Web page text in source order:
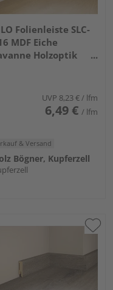
Folienleiste SLC-
MDF Eiche
Holzoptik
UVP 8,23 €/ lfm
6,49 € / lfm
& Versand
Bögner, Kupferzell